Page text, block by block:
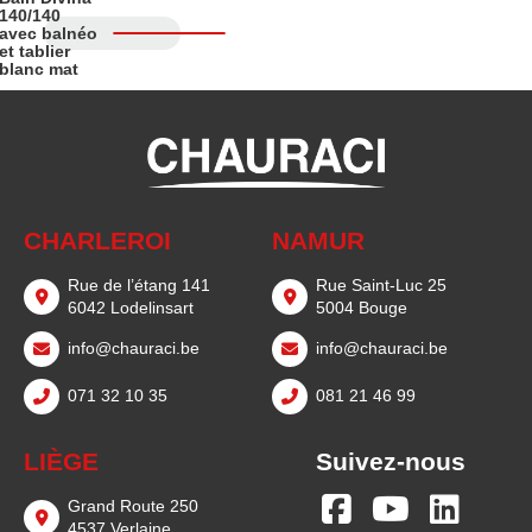
140/140
avec balnéo
et tablier
blanc mat
AJOUTER
CHARLEROI
Rue de l’étang 141
6042 Lodelinsart
info@chauraci.be
071 32 10 35
NAMUR
Rue Saint-Luc 25
5004 Bouge
info@chauraci.be
081 21 46 99
LIÈGE
Grand Route 250
4537 Verlaine
Suivez-nous